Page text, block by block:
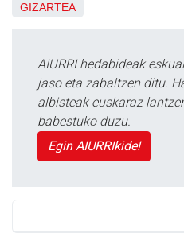
GIZARTEA
AIURRI hedabideak
jaso eta zabaltzen ditu.
albisteak euskaraz
babestuko duzu.
Egin AIURRIkide!